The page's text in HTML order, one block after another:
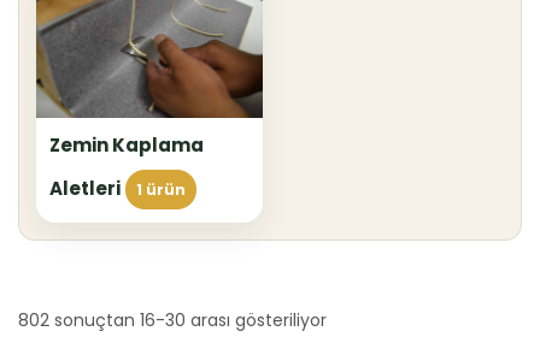
Zemin Kaplama
Aletleri
1 ürün
802 sonuçtan 16-30 arası gösteriliyor